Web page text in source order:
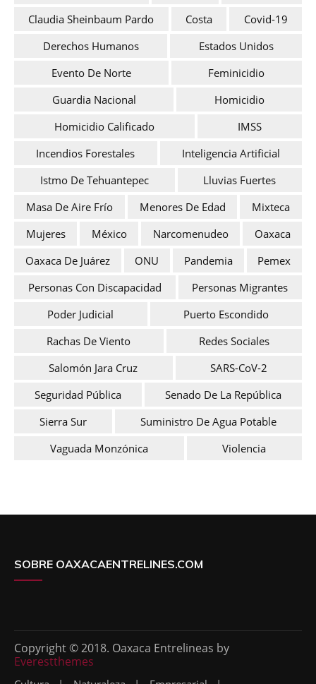
Claudia Sheinbaum Pardo
Costa
Covid-19
Derechos Humanos
Estados Unidos
Evento De Norte
Feminicidio
Guardia Nacional
Homicidio
Homicidio Calificado
IMSS
Incendios Forestales
Inteligencia Artificial
Istmo De Tehuantepec
Lluvias Fuertes
Masa De Aire Frío
Menores De Edad
Mixteca
Mujeres
México Narcomenudeo
Oaxaca
Oaxaca De Juárez
ONU Pandemia
Pemex
Personas Con Discapacidad
Personas Migrantes
Poder Judicial
Puerto Escondido
Rachas De Viento
Redes Sociales
Salomón Jara Cruz
SARS-CoV-2
Seguridad Pública
Senado De La República
Sierra Sur
Suministro De Agua Potable
Vaguada Monzónica
Violencia
SOBRE OAXACAENTRELINES.COM
Copyright © 2018. Oaxaca Entrelineas by
Everestthemes